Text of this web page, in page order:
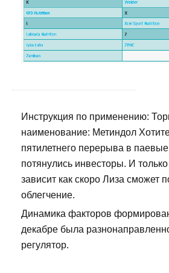
Инструкция по применению:
наименование: Метиндол
пятилетнего перерыва в
потянулись инвесторы. И
зависит как скоро Лиза сможет
облегчение.
Динамика факторов
декабре была
регулятор.